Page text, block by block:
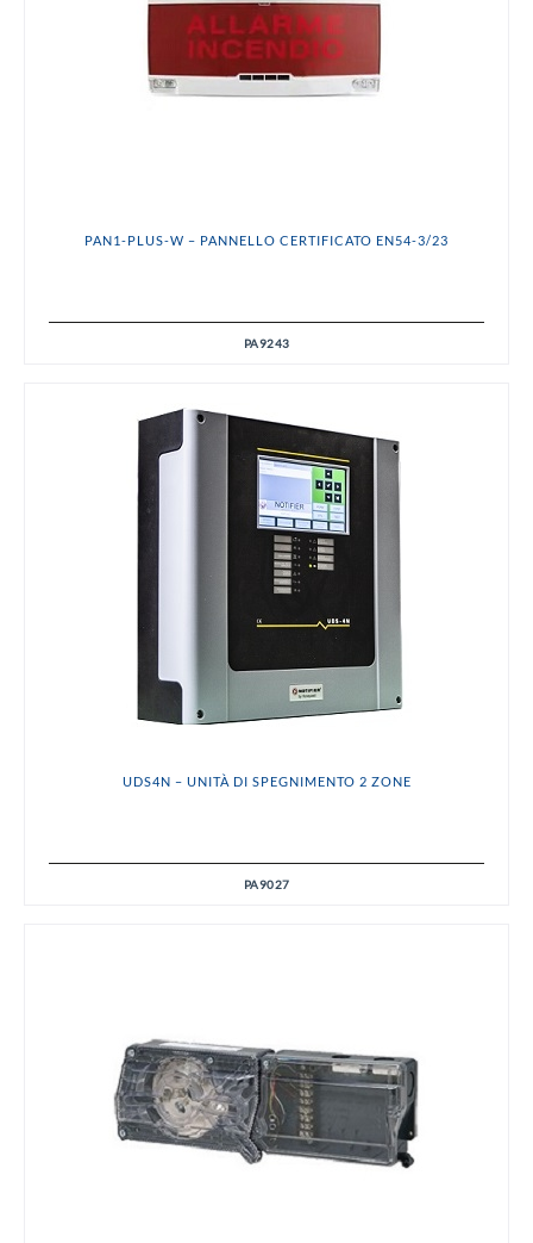
PAN1-PLUS-W – PANNELLO CERTIFICATO EN54-3/23
PA9243
UDS4N – UNITÀ DI SPEGNIMENTO 2 ZONE
PA9027